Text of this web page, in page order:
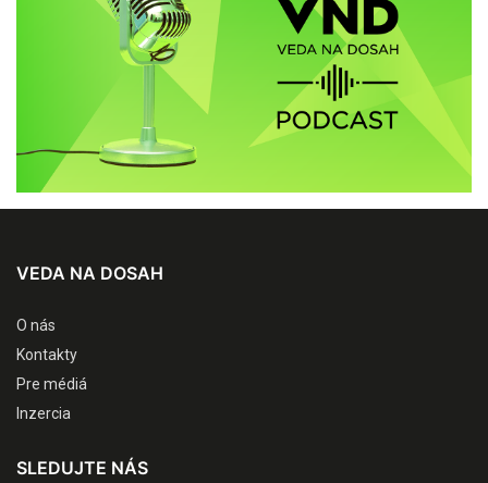
VEDA NA DOSAH
O nás
Kontakty
Pre médiá
Inzercia
SLEDUJTE NÁS